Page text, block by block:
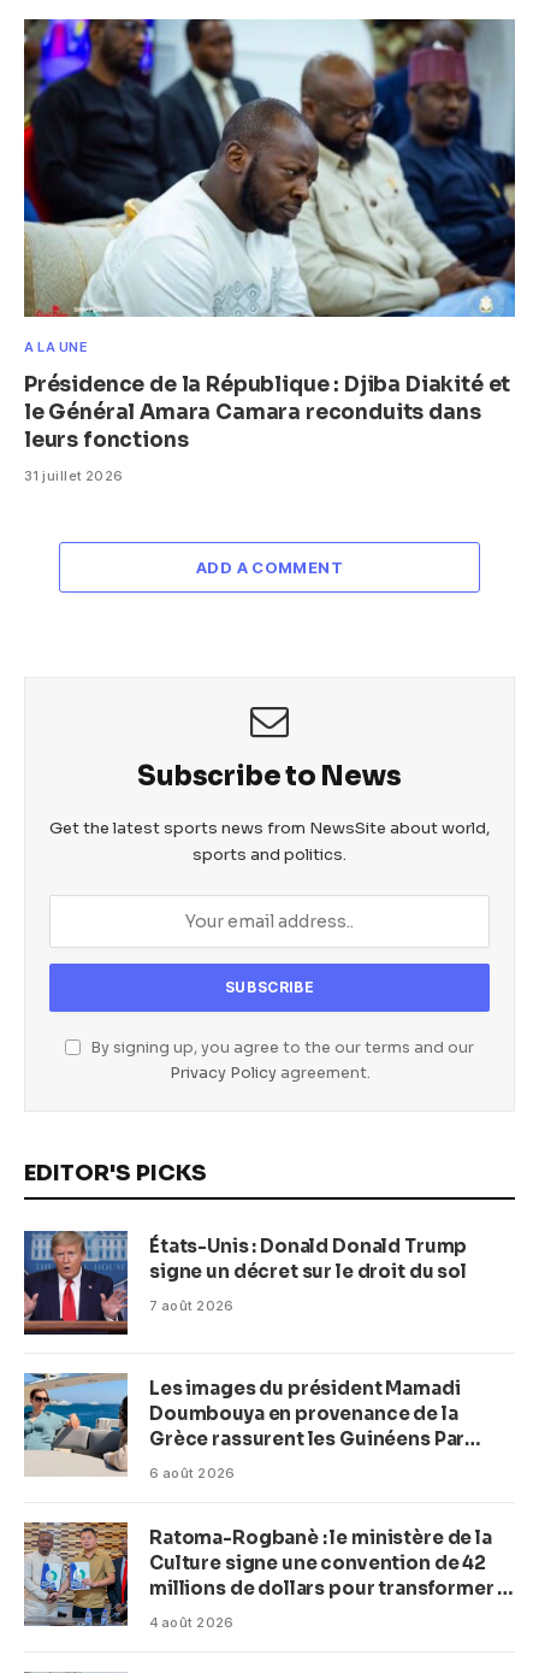
A LA UNE
Présidence de la République : Djiba Diakité et
le Général Amara Camara reconduits dans
leurs fonctions
31 juillet 2026
ADD A COMMENT
Subscribe to News
Get the latest sports news from NewsSite about world,
sports and politics.
By signing up, you agree to the our terms and our
Privacy Policyagreement.
EDITOR'S PICKS
États-Unis : Donald Donald Trump
signe un décret sur le droit du sol
7 août 2026
Les images du président Mamadi
Doumbouya en provenance de la
Grèce rassurent les Guinéens Par
(Macka Baldé)
6 août 2026
Ratoma-Rogbanè : le ministère de la
Culture signe une convention de 42
millions de dollars pour transformer la
plage en complexe balnéaire
4 août 2026